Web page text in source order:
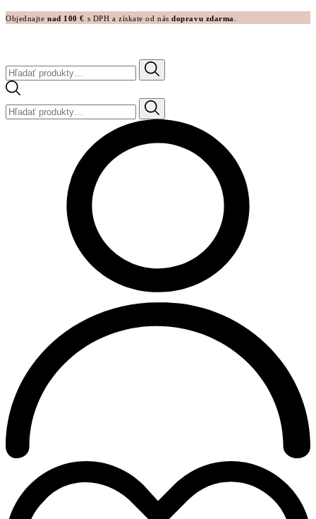
Objednajtenad 100 € s DPH a získate od násdopravu zdarma
Hľadať:
Hľadať: